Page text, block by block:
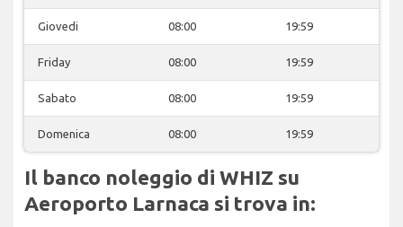
Giovedi 08:00 19:59
Friday 08:00 19:59
Sabato 08:00 19:59
Domenica 08:00 19:59
Il banco noleggio di WHIZ su
Aeroporto Larnaca si trova in: